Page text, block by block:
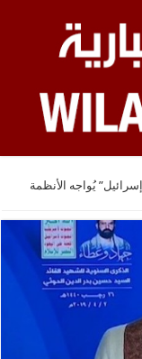
يُواجه الأنظمة